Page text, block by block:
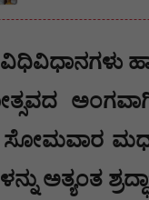
ಸೋಮವಾರ
ಅತ್ಯಂತ